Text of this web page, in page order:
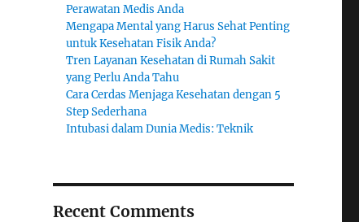
Perawatan Medis Anda
Mengapa Mental yang Harus Sehat Penting
untuk Kesehatan Fisik Anda?
Tren Layanan Kesehatan di Rumah Sakit
yang Perlu Anda Tahu
Cara Cerdas Menjaga Kesehatan dengan 5
Step Sederhana
Intubasi dalam Dunia Medis: Teknik
Recent Comments